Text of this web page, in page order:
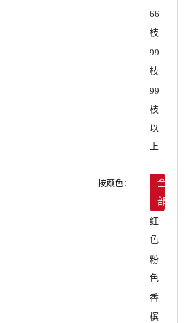
66
枝
99
枝
99
枝
以
上
按颜色：
全
部
红
色
粉
色
香
槟